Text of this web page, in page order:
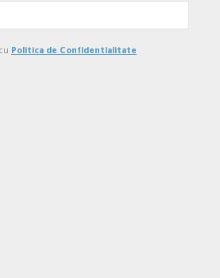
Politica de Confidentialitate